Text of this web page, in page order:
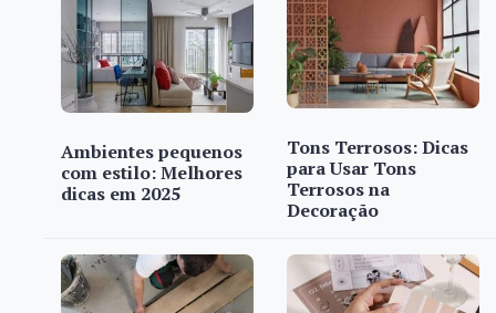
Ambientes pequenos
com estilo: Melhores
dicas em 2025
Tons Terrosos: Dicas
para Usar Tons
Terrosos na
Decoração